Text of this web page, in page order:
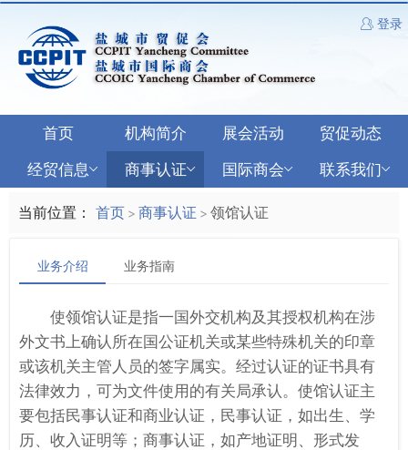
登录
首页 机构简介 展会活动
贸促动态
经贸信息
商事认证 国际商会 联系我们
当前位置： 首页 > 商事认证 > 领馆认证
业务介绍 业务指南
使领馆认证是指一国外交机构及其授权机构在涉
外文书上确认所在国公证机关或某些特殊机关的印章
或该机关主管人员的签字属实。经过认证的证书具有
法律效力，可为文件使用的有关局承认。使馆认证主
要包括民事认证和商业认证，民事认证，如出生、学
历、收入证明等；商事认证，如产地证明、形式发